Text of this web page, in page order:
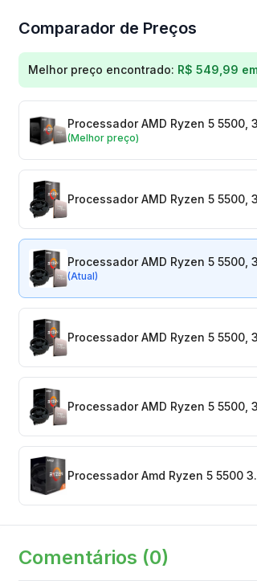
Comparador de Preços
Comparação de preços para
Melhor preço encontrado: R$ 549,99
Processador AMD Ryzen 5 5500,
(Melhor preço)
Processador AMD Ryzen 5 5500,
Processador AMD Ryzen 5 5500,
(Atual)
Processador AMD Ryzen 5 5500,
Processador AMD Ryzen 5 5500,
Processador Amd Ryzen 5 5500
Comentários (0)